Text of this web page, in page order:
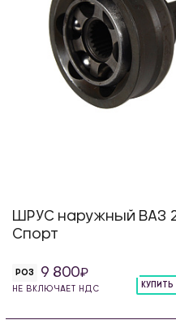
ШРУС наружный ВАЗ
Спорт
РОЗ 9 800
НЕ ВКЛЮЧАЕТ НДС КУПИТЬ